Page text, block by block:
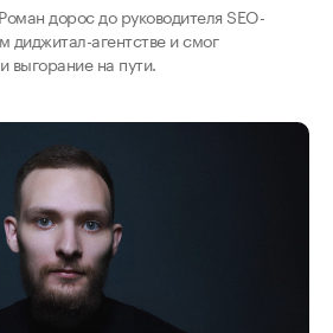
дорос до руководителя SEO-
диджитал-агентстве и смог
выгорание на пути.